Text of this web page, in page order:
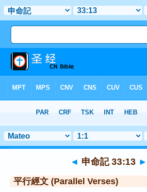
> 聖經金句 13
◄ 申命記 33:13 ►
平行經文 (Parallel Verses)